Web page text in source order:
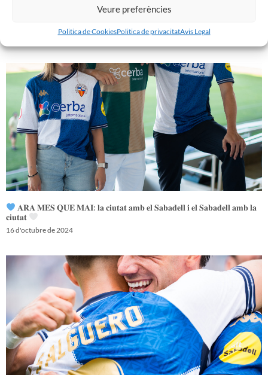
Veure preferències
Politica de CookiesPolitica de privacitatAvis Legal
16 d'octubre de 2024
𝐀𝐑𝐀 𝐌𝐄́𝐒 𝐐𝐔𝐄 𝐌𝐀𝐈: 𝐥𝐚 𝐜𝐢𝐮𝐭𝐚𝐭 𝐚𝐦𝐛 𝐞𝐥 𝐒𝐚𝐛𝐚𝐝𝐞𝐥𝐥 𝐢 𝐞𝐥 𝐒𝐚𝐛𝐚𝐝𝐞𝐥𝐥 𝐚𝐦𝐛 𝐥𝐚
𝐜𝐢𝐮𝐭𝐚𝐭
16 d'octubre de 2024